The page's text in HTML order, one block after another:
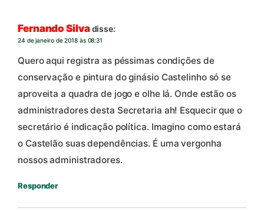
Fernando Silvadisse:
24 de janeiro de 2018 às 08:31
Quero aqui registra as péssimas condições de
conservação e pintura do ginásio Castelinho só se
aproveita a quadra de jogo e olhe lá. Onde estão os
administradores desta Secretaria ah! Esquecir que o
secretário é indicação política. Imagino como estará
o Castelão suas dependências. É uma vergonha
nossos administradores.
Responder